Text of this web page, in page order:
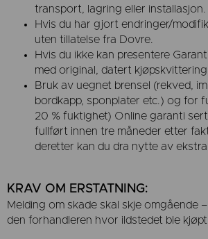
transport, lagring eller installasjon.
Hvis du har gjort endringer/
uten tillatelse fra Dovre.
Hvis du ikke kan presentere
med original, datert kjøpskvittering.
Bruk av uegnet brensel (rekved,
bordkapp, sponplater etc.) og for
20 % fuktighet) Online garanti
fullført innen tre måneder etter
deretter kan du dra nytte av ekstra
KRAV OM ERSTATNING:
Melding om skade skal skje omgående
den forhandleren hvor ildstedet ble kjøpt.